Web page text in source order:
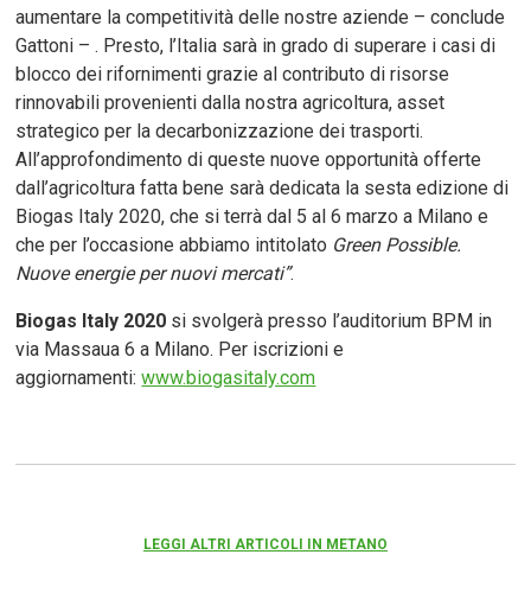
aumentare la competitività delle nostre aziende – conclude
Gattoni – . Presto, l’Italia sarà in grado di superare i casi di
blocco dei rifornimenti grazie al contributo di risorse
rinnovabili provenienti dalla nostra agricoltura, asset
strategico per la decarbonizzazione dei trasporti.
All’approfondimento di queste nuove opportunità offerte
dall’agricoltura fatta bene sarà dedicata la sesta edizione di
Biogas Italy 2020, che si terrà dal 5 al 6 marzo a Milano e
che per l’occasione abbiamo intitolato Green Possible.
Nuove energie per nuovi mercati”.
Biogas Italy 2020 si svolgerà presso l’auditorium BPM in
via Massaua 6 a Milano. Per iscrizioni e
aggiornamenti:www.biogasitaly.com
LEGGI ALTRI ARTICOLI IN METANO